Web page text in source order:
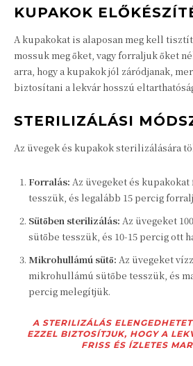
KUPAKOK
A kupakokat is alaposan meg kell
mossuk meg őket, vagy forraljuk őket
arra, hogy a kupakok jól záródjanak,
biztosítani a lekvár hosszú
STERILIZÁLÁSI
Az üvegek és kupakok sterilizálására
Forralás: Az üvegeket és
tesszük, és legalább 15 percig
Sütőben sterilizálás: Az üvegeket
sütőbe tesszük, és 10-15 percig ott
Mikrohullámú sütő: Az üvegeket
mikrohullámú sütőbe tesszük, és
percig melegítjük.
A STERILIZÁLÁS
EZZEL BIZTOSÍTJUK, HOGY A
FRISS ÉS ÍZLETES